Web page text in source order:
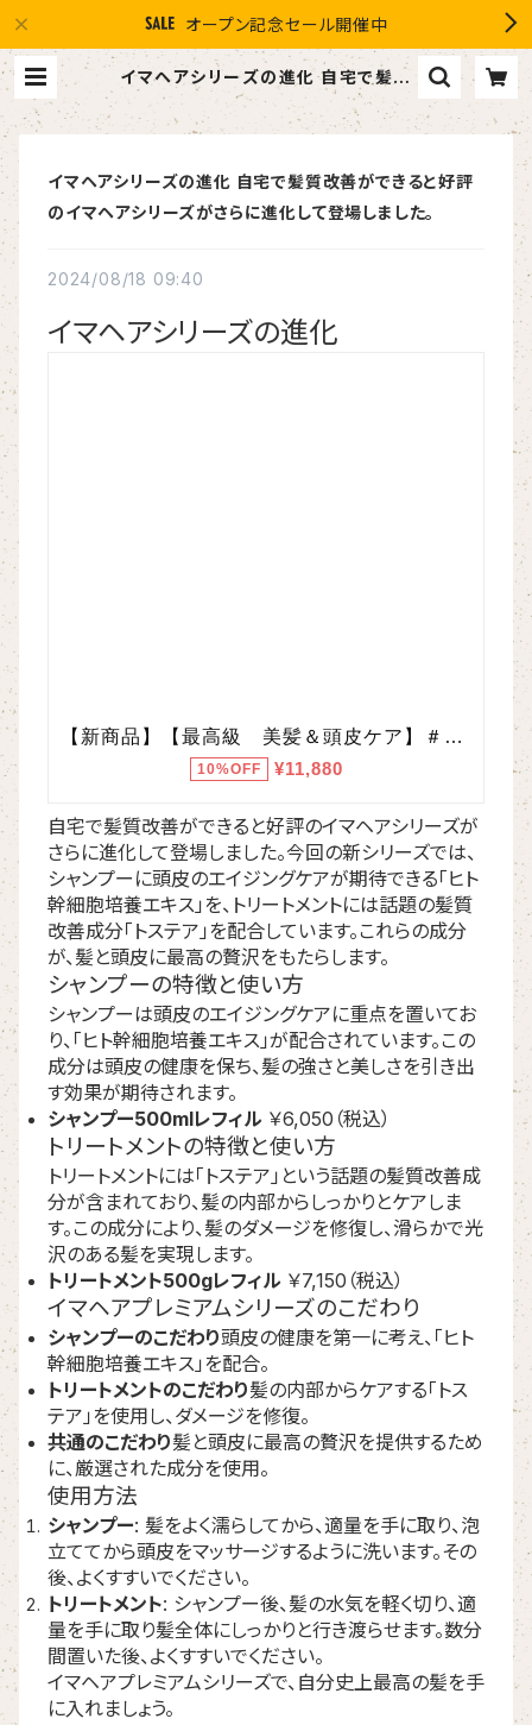
オープン記念セール開催中
イマヘアシリーズの進化 自宅で髪質
改善ができると好評のイマヘアシリー
ズがさらに進化して登場しました。 | １
０％OFF スマイルグループ感謝店 #
イマヘアシリーズの進化 自宅で髪質改善ができると好評
のイマヘアシリーズがさらに進化して登場しました。
2024/08/18 09:40
イマヘアシリーズの進化
自宅で髪質改善ができると好評のイマヘアシリーズが
さらに進化して登場しました。今回の新シリーズでは、
シャンプーに頭皮のエイジングケアが期待できる「ヒト
幹細胞培養エキス」を、トリートメントには話題の髪質
改善成分「トステア」を配合しています。これらの成分
が、髪と頭皮に最高の贅沢をもたらします。
シャンプーの特徴と使い方
シャンプーは頭皮のエイジングケアに重点を置いてお
り、「ヒト幹細胞培養エキス」が配合されています。この
成分は頭皮の健康を保ち、髪の強さと美しさを引き出
す効果が期待されます。
シャンプー500mlレフィル ￥6,050（税込）
トリートメントの特徴と使い方
トリートメントには「トステア」という話題の髪質改善成
分が含まれており、髪の内部からしっかりとケアしま
す。この成分により、髪のダメージを修復し、滑らかで光
沢のある髪を実現します。
トリートメント500gレフィル ￥7,150（税込）
イマヘアプレミアムシリーズのこだわり
シャンプーのこだわり頭皮の健康を第一に考え、「ヒト
幹細胞培養エキス」を配合。
トリートメントのこだわり髪の内部からケアする「トス
テア」を使用し、ダメージを修復。
共通のこだわり髪と頭皮に最高の贅沢を提供するため
に、厳選された成分を使用。
使用方法
シャンプー: 髪をよく濡らしてから、適量を手に取り、泡
立ててから頭皮をマッサージするように洗います。その
後、よくすすいでください。
トリートメント: シャンプー後、髪の水気を軽く切り、適
量を手に取り髪全体にしっかりと行き渡らせます。数分
間置いた後、よくすすいでください。
イマヘアプレミアムシリーズで、自分史上最高の髪を手
に入れましょう。